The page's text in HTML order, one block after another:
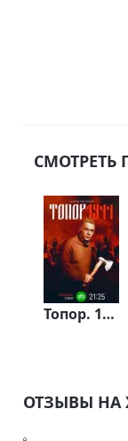
Топор. 1944 (2022)
ОТЗЫВЫ НА